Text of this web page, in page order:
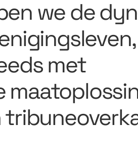
we de
met